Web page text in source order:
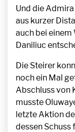
Und die
aus kurzer
auch bei
Daniliuc
Die Steirer
noch ein Mal
Abschluss von
musste
letzte Aktion
dessen Schuss